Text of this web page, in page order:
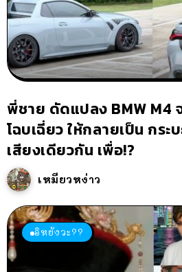
พี่ชาย ดัดแปลง BMW M4
โฉบเฉี่ยว ให้กลายเป็น กระ
เสียงเดียวกัน เพื่อ!?
เหมียวหง่าว
อิหยังวะ??